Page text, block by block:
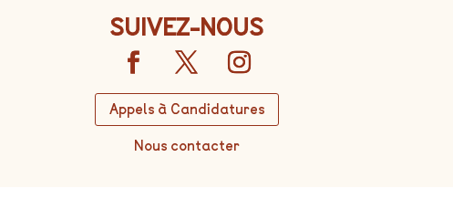
SUIVEZ-NOUS
Appels à Candidatures
Nous contacter